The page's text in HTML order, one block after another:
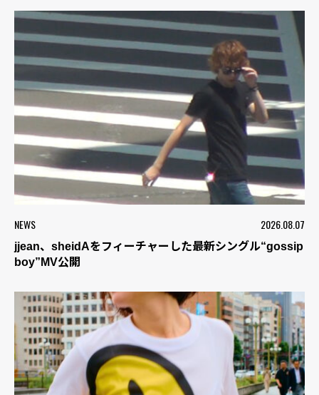
NEWS 2026.08.07
jjean、sheidAをフィーチャーした最新シングル“gossip
boy”MV公開